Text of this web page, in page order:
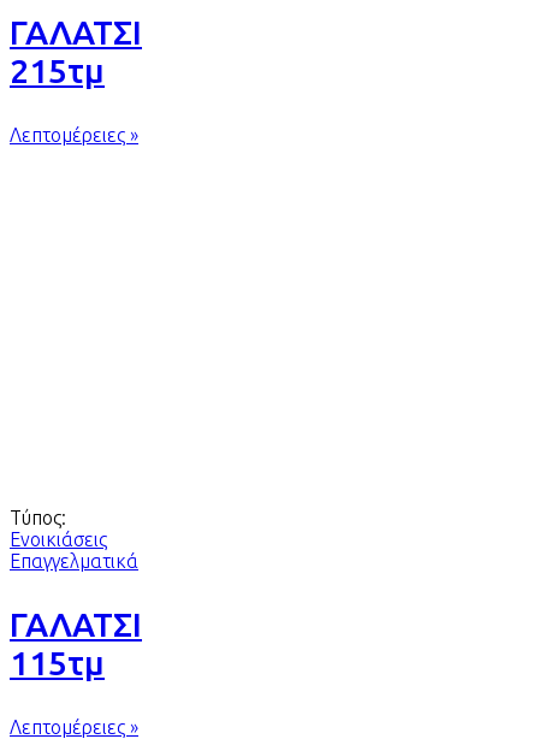
ΓΑΛΑΤΣΙ
215τμ
Λεπτομέρειες »
Τύπος:
Ενοικιάσεις
Επαγγελματικά
ΓΑΛΑΤΣΙ
115τμ
Λεπτομέρειες »